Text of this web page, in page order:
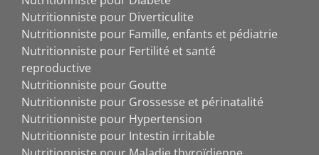
Nutritionniste pour Diverticulite
Nutritionniste pour Famille, enfants et pédiatrie
Nutritionniste pour Fertilité et santé
reproductive
Nutritionniste pour Goutte
Nutritionniste pour Grossesse et périnatalité
Nutritionniste pour Hypertension
Nutritionniste pour Intestin irritable